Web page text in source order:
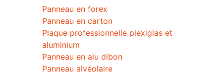
Panneau en forex
Panneau en carton
Plaque professionnelle plexiglas et
aluminium
Panneau en alu dibon
Panneau alvéolaire